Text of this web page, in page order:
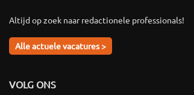
Altijd op zoek naar redactionele professionals!
Alle actuele vacatures >
VOLG ONS